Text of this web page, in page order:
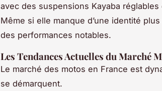
avec des suspensions Kayaba
Même si elle manque d’une identité
des performances notables.
Les Tendances Actuelles du Marché
Le marché des motos en France est
se démarquent.